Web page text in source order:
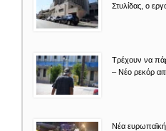
Στυλίδας, ο
Τρέχουν να
– Νέο ρεκόρ
Νέα ευρωπαϊκή